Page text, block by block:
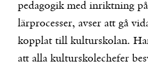
pedagogik med inriktning
lärprocesser, avser att gå
kopplat till kulturskolan.
att alla kulturskolechefer